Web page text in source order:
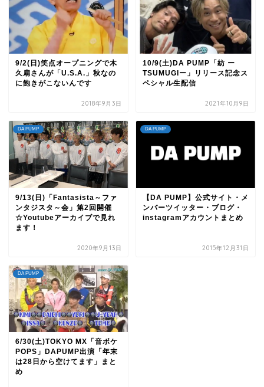
9/2(日)笑点オープニングで木
久扇さんが「U.S.A.」秋なの
に飽きがこないんです
2018年9月3日
10/9(土)DA PUMP「紡 ー
TSUMUGIー」リリース記念ス
ペシャル生配信
2021年10月9日
DA PUMP
9/13(日)「Fantasista～ファ
ンタジスタ～会」第2回開催
☆Youtubeアーカイブで見れ
ます！
2020年9月13日
DA PUMP
【DA PUMP】公式サイト・メ
ンバーツイッター・ブログ・
instagramアカウントまとめ
2015年12月31日
DA PUMP
6/30(土)TOKYO MX「音ボケ
POPS」DAPUMP出演「年末
は28日から空けてます」まと
め